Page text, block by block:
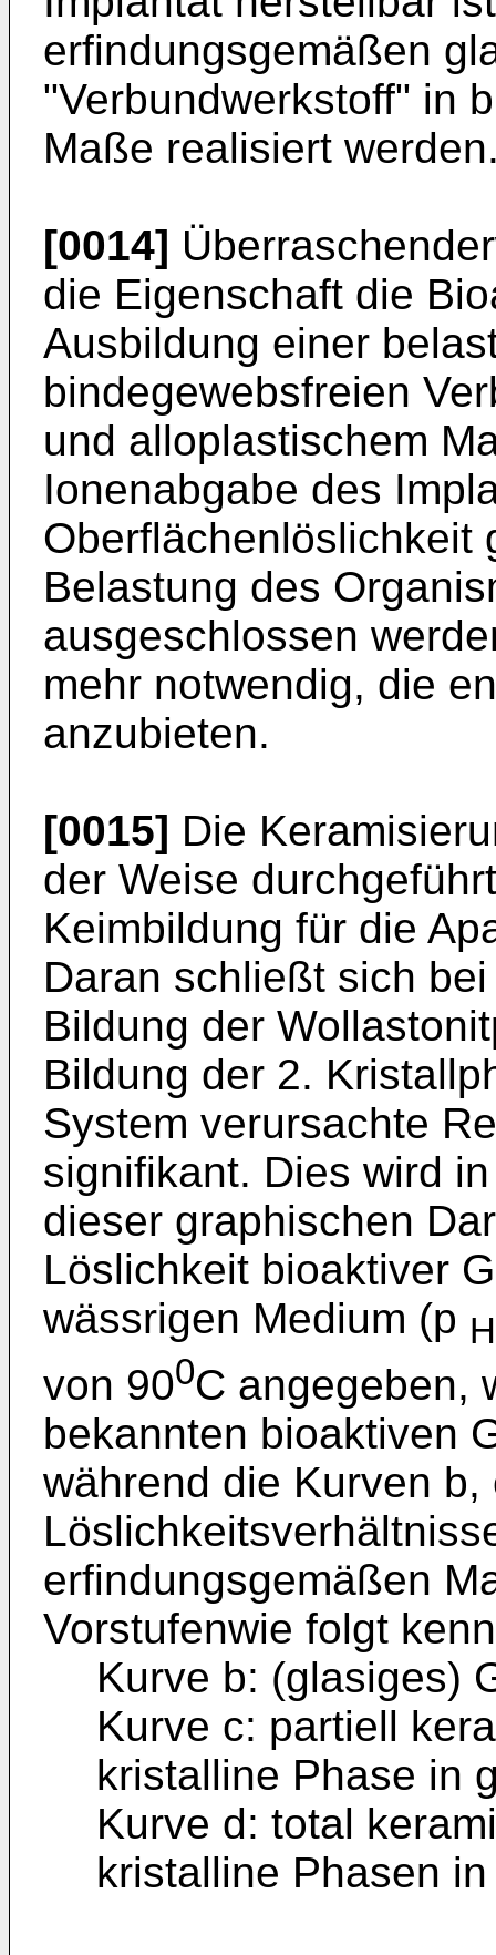
erfindungsgemäßen
"Verbundwerkstoff" in
Maße realisiert
[0014]
die Eigenschaft die
Ausbildung einer
bindegewebsfreien
und alloplastischem
Ionenabgabe des
Oberflächenlöslichkeit
Belastung des
ausgeschlossen
mehr notwendig, die
anzubieten.
[0015] Die
der Weise
Keimbildung für die
Daran schließt sich
Bildung der
Bildung der 2.
System verursachte
signifikant. Dies wird
dieser graphischen
Löslichkeit bioaktiver
wässrigen Medium (p H
von 900C angegeben,
bekannten bioaktiven
während die Kurven b,
erfindungsgemäßen
Vorstufenwie folgt
Kurve b: (glasiges)
Kurve c: partiell
kristalline Phase in
Kurve d: total
kristalline Phasen